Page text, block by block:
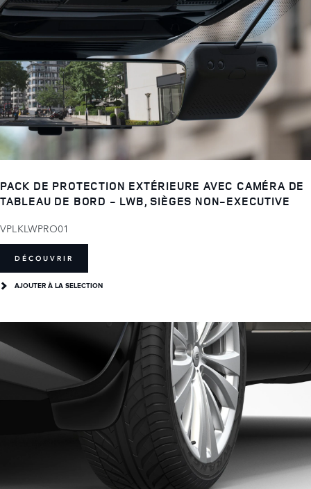
PACK DE PROTECTION EXTÉRIEURE AVEC CAMÉRA DE
TABLEAU DE BORD - LWB, SIÈGES NON-EXECUTIVE
VPLKLWPRO01
DÉCOUVRIR
AJOUTER À LA SELECTION